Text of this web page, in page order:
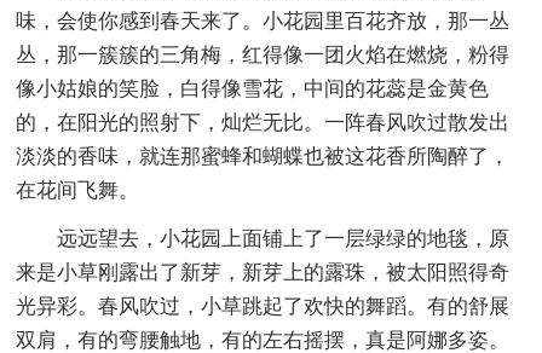
味，会使你感到春天来了。小花园里百花齐放，那一丛
丛，那一簇簇的三角梅，红得像一团火焰在燃烧，粉得
像小姑娘的笑脸，白得像雪花，中间的花蕊是金黄色
的，在阳光的照射下，灿烂无比。一阵春风吹过散发出
淡淡的香味，就连那蜜蜂和蝴蝶也被这花香所陶醉了，
在花间飞舞。
远远望去，小花园上面铺上了一层绿绿的地毯，原
来是小草刚露出了新芽，新芽上的露珠，被太阳照得奇
光异彩。春风吹过，小草跳起了欢快的舞蹈。有的舒展
双肩，有的弯腰触地，有的左右摇摆，真是阿娜多姿。